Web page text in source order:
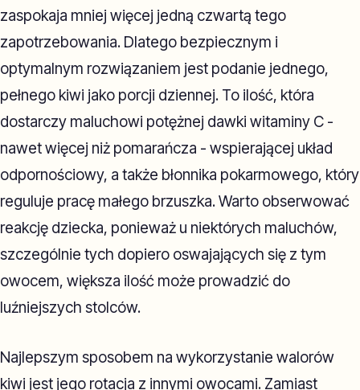
zaspokaja mniej więcej jedną czwartą tego
zapotrzebowania. Dlatego bezpiecznym i
optymalnym rozwiązaniem jest podanie jednego,
pełnego kiwi jako porcji dziennej. To ilość, która
dostarczy maluchowi potężnej dawki witaminy C -
nawet więcej niż pomarańcza - wspierającej układ
odpornościowy, a także błonnika pokarmowego, który
reguluje pracę małego brzuszka. Warto obserwować
reakcję dziecka, ponieważ u niektórych maluchów,
szczególnie tych dopiero oswajających się z tym
owocem, większa ilość może prowadzić do
luźniejszych stolców.
Najlepszym sposobem na wykorzystanie walorów
kiwi jest jego rotacja z innymi owocami. Zamiast